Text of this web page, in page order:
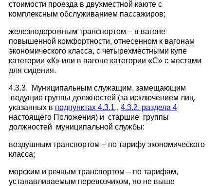
стоимости проезда в двухместной каюте с
комплексным обслуживанием пассажиров;
железнодорожным транспортом – в вагоне
повышенной комфортности, отнесенном к вагонам
экономического класса, с четырехместными купе
категории «К» или в вагоне категории «С» с местами
для сидения.
4.3.3. Муниципальным служащим, замещающим
ведущие группы должностей (за исключением лиц,
указанных в подпунктах 4.3.1., 4.3.2. раздела 4
настоящего Положения) и старшие группы
должностей муниципальной службы:
воздушным транспортом – по тарифу экономического
класса;
морским и речным транспортом – по тарифам,
устанавливаемым перевозчиком, но не выше